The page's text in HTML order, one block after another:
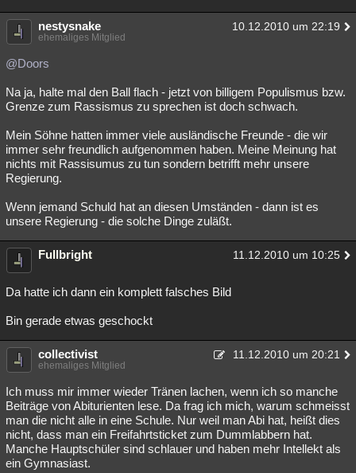
nestysnake 10.12.2010 um 22:19
ehemaliges Mitglied
@Doors
Na ja, halte mal den Ball flach - jetzt von billigem Populismus bzw.
Grenze zum Rassismus zu sprechen ist doch schwach.
Mein Söhne hatten immer viele ausländische Freunde - die wir
immer sehr freundlich aufgenommen haben. Meine Meinung hat
nichts mit Rassisumus zu tun sondern betrifft mehr unsere
Regierung.
Wenn jemand Schuld hat an diesen Umständen - dann ist es
unsere Regierung - die solche Dinge zuläßt.
Fullbright 11.12.2010 um 10:25
Da hatte ich dann ein komplett falsches Bild
Bin gerade etwas geschockt
collectivist 11.12.2010 um 20:21
ehemaliges Mitglied
Ich muss mir immer wieder Tränen lachen, wenn ich so manche
Beiträge von Abiturienten lese. Da frag ich mich, warum schmeisst
man die nicht alle in eine Schule. Nur weil man Abi hat, heißt dies
nicht, dass man ein Freifahrtsticket zum Dummlabbern hat.
Manche Hauptschüler sind schlauer und haben mehr Intellekt als
ein Gymnasiast.